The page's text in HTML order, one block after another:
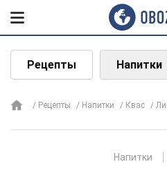
Рецепты Напитки
Рецепты Напитки Квас
Напитки